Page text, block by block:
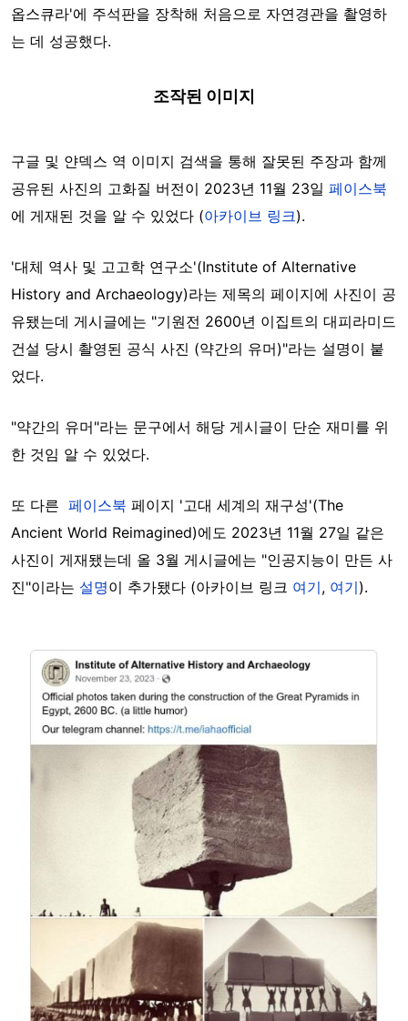
옵스큐라'에 주석판을 장착해 처음으로 자연경관을 촬영하
는 데 성공했다.
조작된 이미지
구글 및 얀덱스 역 이미지 검색을 통해 잘못된 주장과 함께
공유된 사진의 고화질 버전이 2023년 11월 23일 페이스북
에 게재된 것을 알 수 있었다 (아카이브 링크).
'대체 역사 및 고고학 연구소'(Institute of Alternative
History and Archaeology)라는 제목의 페이지에 사진이 공
유됐는데 게시글에는 "기원전 2600년 이집트의 대피라미드
건설 당시 촬영된 공식 사진 (약간의 유머)"라는 설명이 붙
었다.
"약간의 유머"라는 문구에서 해당 게시글이 단순 재미를 위
한 것임 알 수 있었다.
또 다른 페이스북 페이지 '고대 세계의 재구성'(The
Ancient World Reimagined)에도 2023년 11월 27일 같은
사진이 게재됐는데 올 3월 게시글에는 "인공지능이 만든 사
진"이라는 설명이 추가됐다 (아카이브 링크 여기, 여기).
Image